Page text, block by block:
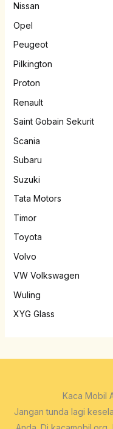
Nissan
Opel
Peugeot
Pilkington
Proton
Renault
Saint Gobain Sekurit
Scania
Subaru
Suzuki
Tata Motors
Timor
Toyota
Volvo
VW Volkswagen
Wuling
XYG Glass
Kaca Mobil
Jangan tunda lagi